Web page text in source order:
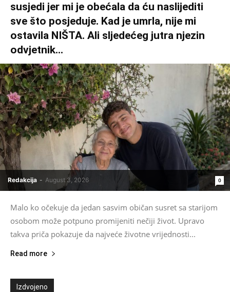
susjedi jer mi je obećala da ću naslijediti
sve što posjeduje. Kad je umrla, nije mi
ostavila NIŠTA. Ali sljedećeg jutra njezin
odvjetnik...
Redakcija - August 3, 2026 0
Malo ko očekuje da jedan sasvim običan susret sa starijom
osobom može potpuno promijeniti nečiji život. Upravo
takva priča pokazuje da najveće životne vrijednosti...
Read more
Izdvojeno